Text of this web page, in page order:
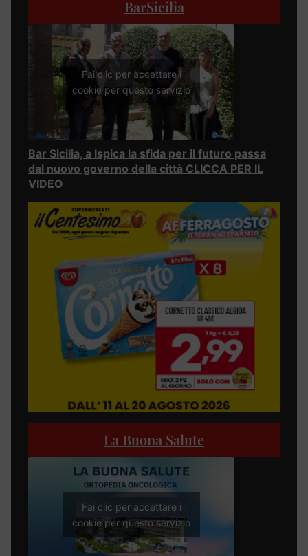
BarSicilia
Fai clic per accettare i
cookie per questo servizio
Bar Sicilia, a Ispica la sfida per il futuro passa
dal nuovo governo della città CLICCA PER IL
VIDEO
La Buona Salute
Fai clic per accettare i
cookie per questo servizio